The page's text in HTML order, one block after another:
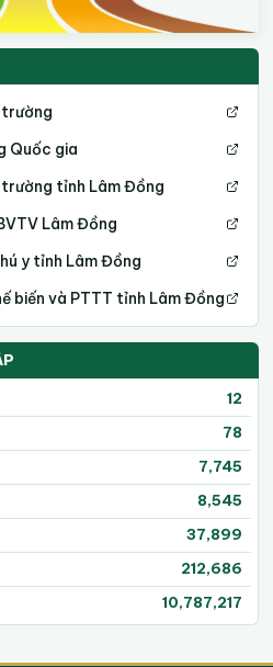
trường
Quốc gia
trường tỉnh Lâm Đồng
Lâm Đồng
y tỉnh Lâm Đồng
biến và PTTT tỉnh Lâm Đồng
12
78
7,745
8,545
37,899
212,686
10,787,217